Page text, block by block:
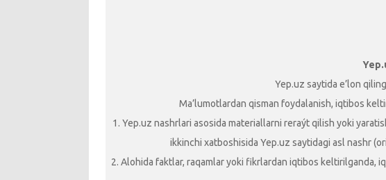
Yep.uz saytida e’lon
Ma’lumotlardan qisman foydalanish, iqtibos
1. Yep.uz nashrlari asosida materiallarni reraýt qilish yoki
ikkinchi xatboshisida Yep.uz saytidagi asl nashr
2. Alohida faktlar, raqamlar yoki fikrlardan iqtibos keltirilganda,